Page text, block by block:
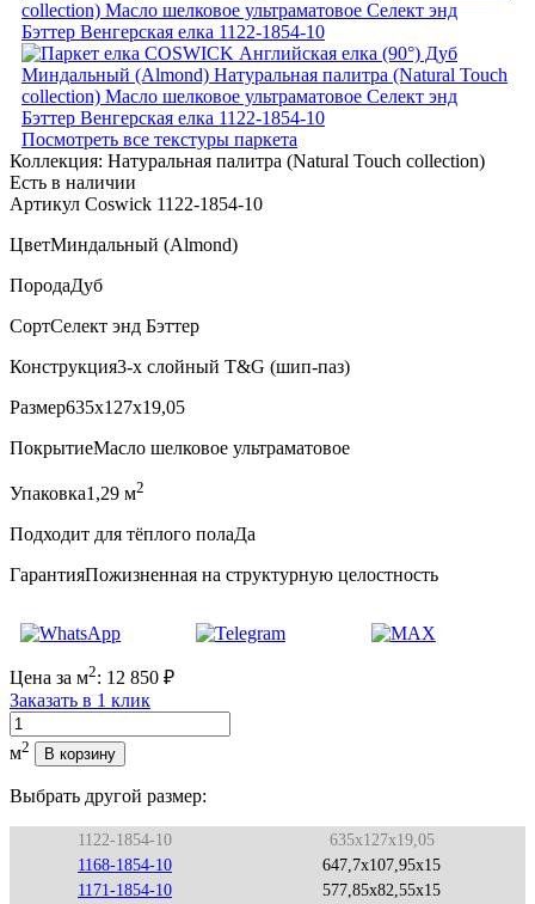
Посмотреть все текстуры паркета
Коллекция: Натуральная палитра (Natural Touch collection)
Есть в наличии
Артикул Coswick 1122-1854-10
ЦветМиндальный (Almond)
ПородаДуб
СортСелект энд Бэттер
Конструкция3-х слойный T&G (шип-паз)
Размер635x127x19,05
ПокрытиеМасло шелковое ультраматовое
Упаковка1,29 м2
Подходит для тёплого полаДа
ГарантияПожизненная на структурную целостность
Цена за м2: 12 850 ₽
Заказать в 1 клик
Количество
м2 В корзину
Выбрать другой размер:
1122-1854-10
635x127x19,05
1168-1854-10
647,7x107,95x15
1171-1854-10
577,85x82,55x15